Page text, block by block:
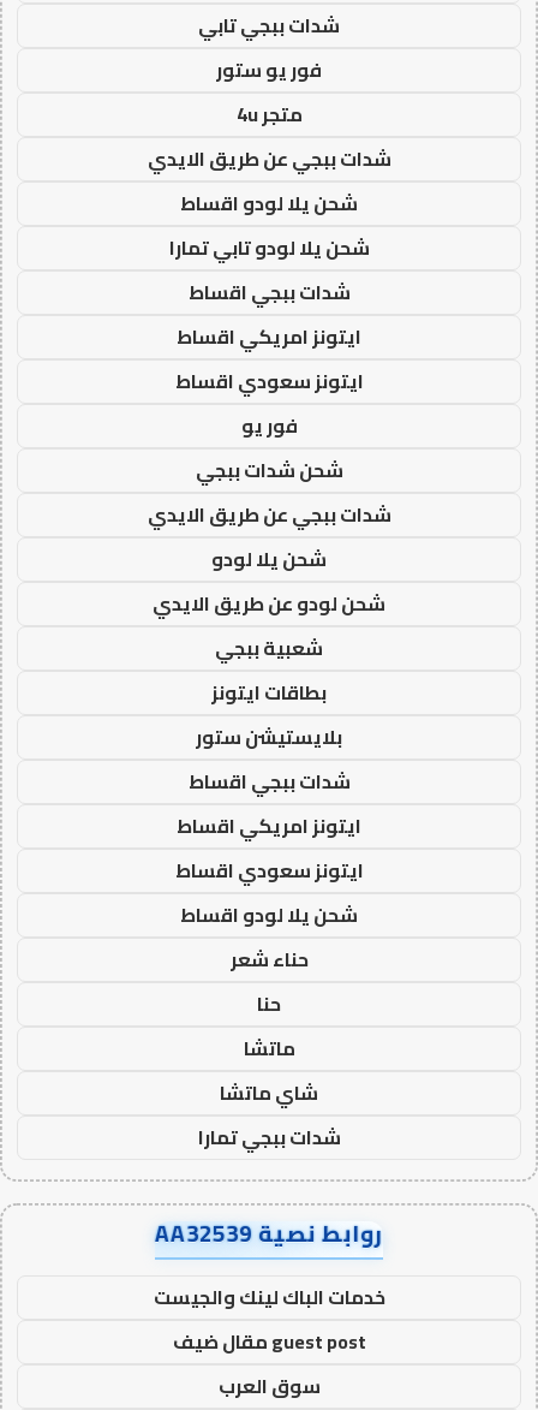
شدات ببجي تابي
فور يو ستور
متجر 4u
شدات ببجي عن طريق الايدي
شحن يلا لودو اقساط
شحن يلا لودو تابي تمارا
شدات ببجي اقساط
ايتونز امريكي اقساط
ايتونز سعودي اقساط
فور يو
شحن شدات ببجي
شدات ببجي عن طريق الايدي
شحن يلا لودو
شحن لودو عن طريق الايدي
شعبية ببجي
بطاقات ايتونز
بلايستيشن ستور
شدات ببجي اقساط
ايتونز امريكي اقساط
ايتونز سعودي اقساط
شحن يلا لودو اقساط
حناء شعر
حنا
ماتشا
شاي ماتشا
شدات ببجي تمارا
روابط نصية AA32539
خدمات الباك لينك والجيست
guest post مقال ضيف
سوق العرب